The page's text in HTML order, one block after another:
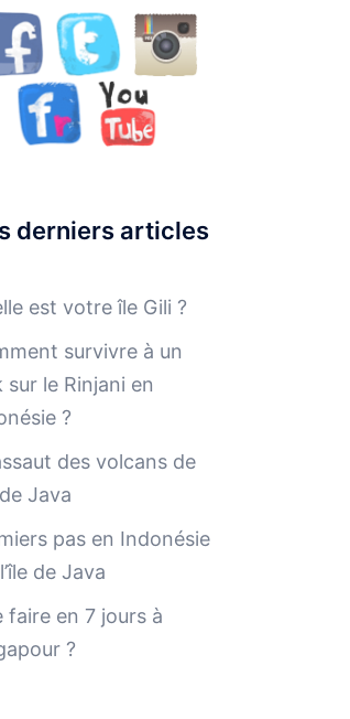
derniers articles
est votre île Gili ?
survivre à un
sur le Rinjani en
?
des volcans de
de Java
pas en Indonésie
de Java
faire en 7 jours à
?